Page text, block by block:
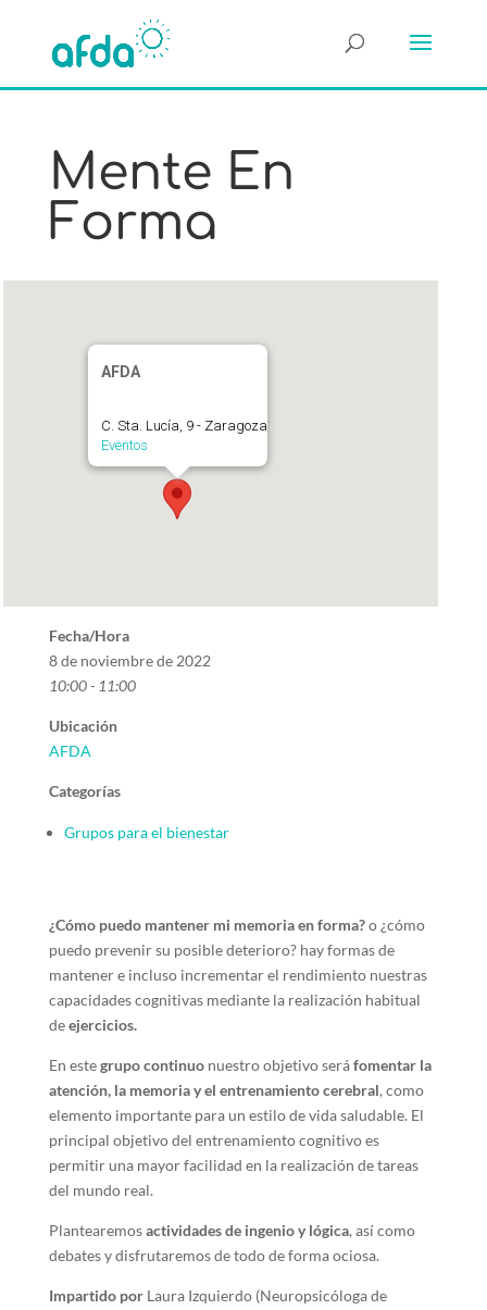
Mente En
Forma
AFDA
C. Sta. Lucía, 9 - Zaragoza
Eventos
Fecha/Hora
8 de noviembre de 2022
10:00 - 11:00
Ubicación
AFDA
Categorías
Grupos para el bienestar
¿Cómo puedo mantener mi memoria en forma?o ¿cómo
puedo prevenir su posible deterioro? hay formas de
mantener e incluso incrementar el rendimiento nuestras
capacidades cognitivas mediante la realización habitual
deejercicios.
En estegrupo continuonuestro objetivo seráfomentar la
atención, la memoria y el entrenamiento cerebral, como
elemento importante para un estilo de vida saludable. El
principal objetivo del entrenamiento cognitivo es
permitir una mayor facilidad en la realización de tareas
del mundo real.
Plantearemosactividades de ingenio y lógica, así como
debates y disfrutaremos de todo de forma ociosa.
Impartido porLaura Izquierdo (Neuropsicóloga de